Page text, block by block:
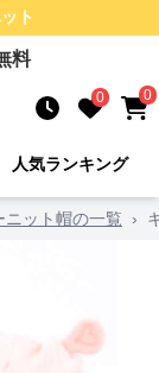
ト
料
0 0
人気ランキング
ニット帽の一覧 ›